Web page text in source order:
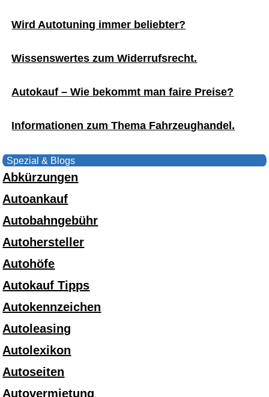
Wird Autotuning immer beliebter?
Wissenswertes zum Widerrufsrecht.
Autokauf – Wie bekommt man faire Preise?
Informationen zum Thema Fahrzeughandel.
Spezial & Blogs
Abkürzungen
Autoankauf
Autobahngebühr
Autohersteller
Autohöfe
Autokauf Tipps
Autokennzeichen
Autoleasing
Autolexikon
Autoseiten
Autovermietung